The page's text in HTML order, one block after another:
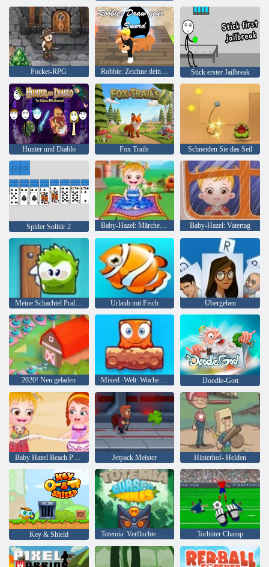
Pocket-RPG Robbie: Zeichne dein Schwert Stick erster Jailbreak
Hunter und Diablo Fox Trails Schneiden Sie das Seil
Spider Solitär 2 Baby-Hazel: Märchenland Baby-Hazel: Vatertag
Meine Schachtel Pralinen Urlaub mit Fisch Übergeben
2020! Neu geladen Mixed -Welt: Wochenende Doodle-Gott
Jetpack Meister Hinterhof- Helden
Key & Shield Totemia: Verfluchte Murmeln Torhüter Champ